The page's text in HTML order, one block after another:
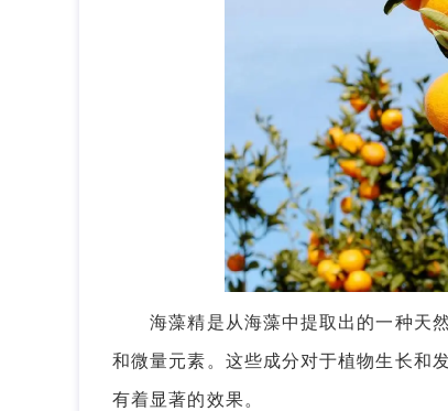
海藻精是从海藻中提取出的一种天然
和微量元素。这些成分对于植物生长和
有着显著的效果。